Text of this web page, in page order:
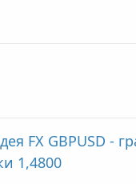
FX GBPUSD -
1,4800